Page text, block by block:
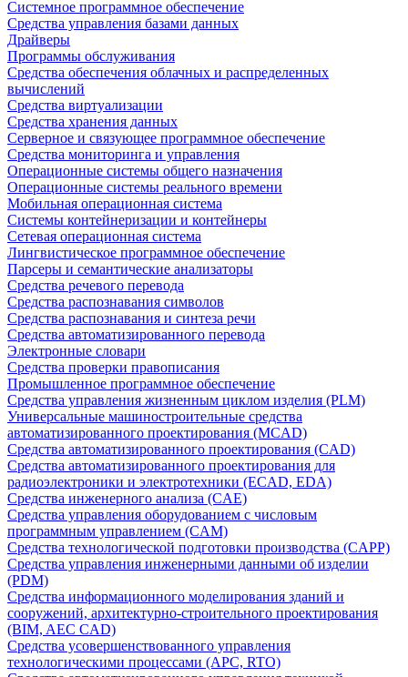
Системное программное обеспечение
Средства управления базами данных
Драйверы
Программы обслуживания
Средства обеспечения облачных и распределенных
вычислений
Средства виртуализации
Средства хранения данных
Серверное и связующее программное обеспечение
Средства мониторинга и управления
Операционные системы общего назначения
Операционные системы реального времени
Мобильная операционная система
Системы контейнеризации и контейнеры
Сетевая операционная система
Лингвистическое программное обеспечение
Парсеры и семантические анализаторы
Средства речевого перевода
Средства распознавания символов
Средства распознавания и синтеза речи
Средства автоматизированного перевода
Электронные словари
Средства проверки правописания
Промышленное программное обеспечение
Средства управления жизненным циклом изделия (PLM)
Универсальные машиностроительные средства
автоматизированного проектирования (MCAD)
Средства автоматизированного проектирования (CAD)
Средства автоматизированного проектирования для
радиоэлектроники и электротехники (ECAD, EDA)
Средства инженерного анализа (CAE)
Средства управления оборудованием с числовым
программным управлением (CAM)
Средства технологической подготовки производства (CAPP)
Средства управления инженерными данными об изделии
(PDM)
Средства информационного моделирования зданий и
сооружений, архитектурно-строительного проектирования
(BIM, AEC CAD)
Средства усовершенствованного управления
технологическими процессами (APC, RTO)